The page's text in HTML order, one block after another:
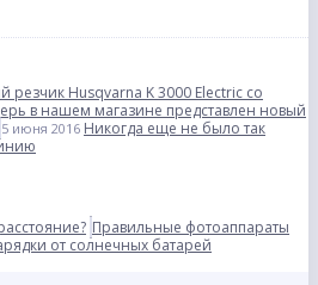
резчик Husqvarna K 3000 Electric со
в нашем магазине представлен новый
5 июня 2016 Никогда еще не было так
Правильные фотоаппараты
от солнечных батарей